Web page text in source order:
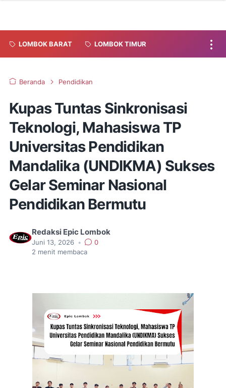
LOMBOK BARAT LOMBOK TIMUR
Beranda Pendidikan
Kupas Tuntas Sinkronisasi
Teknologi, Mahasiswa TP
Universitas Pendidikan
Mandalika (UNDIKMA) Sukses
Gelar Seminar Nasional
Pendidikan Bermutu
Redaksi Epic Lombok
Juni 13, 2026 •
0
2 menit membaca